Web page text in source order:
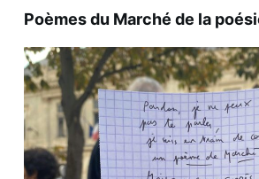
Poèmes du Marché de la